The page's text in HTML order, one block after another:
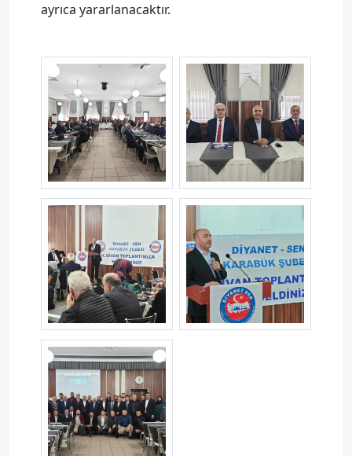
ayrıca yararlanacaktır.
karabuk--1-.jpg karabuk--2-.jpg
karabuk--3-.jpg karabuk--4-.jpg